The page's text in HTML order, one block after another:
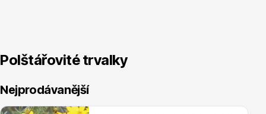
Polštářovité trvalky
Nejprodávanější